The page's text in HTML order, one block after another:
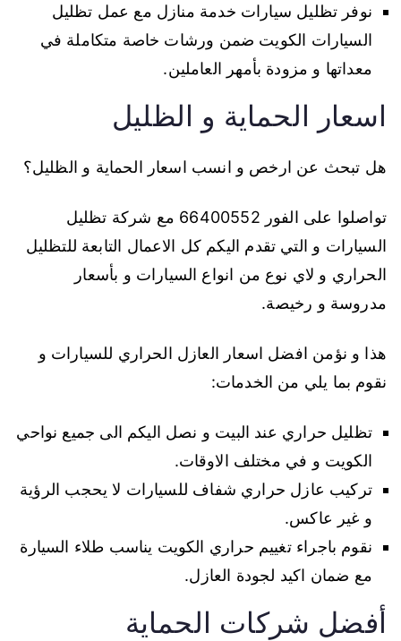
نوفر تظليل سيارات خدمة منازل مع عمل تظليل
السيارات الكويت ضمن ورشات خاصة متكاملة في
معداتها و مزودة بأمهر العاملين.
اسعار الحماية و الظليل
هل تبحث عن ارخص و انسب اسعار الحماية و الظليل؟
تواصلوا على الفور 66400552 مع شركة تظليل
السيارات و التي تقدم اليكم كل الاعمال التابعة للتظليل
الحراري و لاي نوع من انواع السيارات و بأسعار
مدروسة و رخيصة.
هذا و نؤمن افضل اسعار العازل الحراري للسيارات و
نقوم بما يلي من الخدمات:
تظليل حراري عند البيت و نصل اليكم الى جميع نواحي
الكويت و في مختلف الاوقات.
تركيب عازل حراري شفاف للسيارات لا يحجب الرؤية
و غير عاكس.
نقوم باجراء تغييم حراري الكويت يناسب طلاء السيارة
مع ضمان اكيد لجودة العازل.
أفضل شركات الحماية